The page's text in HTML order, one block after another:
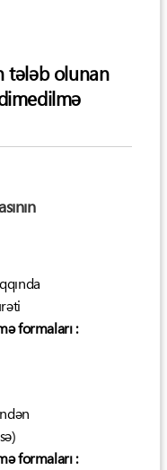
tələb olunan
formaları :
formaları :